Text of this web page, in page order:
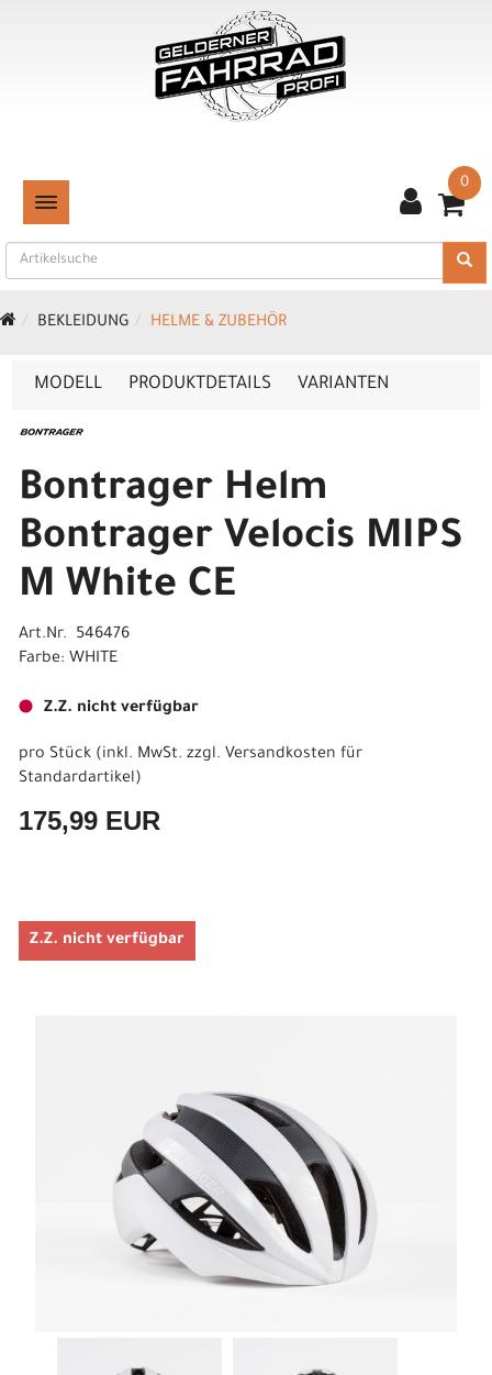
TOGGLE NAVIGATION
0
BEKLEIDUNG HELME & ZUBEHÖR
MODELL PRODUKTDETAILS VARIANTEN
Bontrager Helm
Bontrager Velocis MIPS
M White CE
Art.Nr. 546476
Farbe: WHITE
Z.Z. nicht verfügbar
pro Stück (inkl. MwSt. zzgl. Versandkosten für
Standardartikel)
175,99 EUR
Z.Z. nicht verfügbar